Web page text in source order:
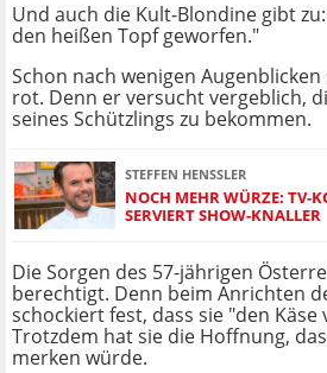
Und auch die Kult-Blondine gibt
den heißen Topf geworfen."
Schon nach wenigen
rot. Denn er versucht vergeblich,
seines Schützlings zu bekommen.
STEFFEN HENSSLER
NOCH MEHR WÜRZE: TV-
SERVIERT SHOW-KNALLER
Die Sorgen des 57-jährigen
berechtigt. Denn beim Anrichten
schockiert fest, dass sie "den Käse
Trotzdem hat sie die Hoffnung,
merken würde.